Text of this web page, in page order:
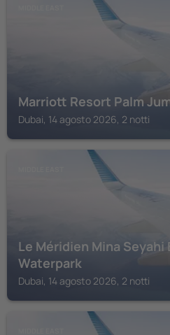
Marriott Resort Palm
Dubai, 14 agosto 2026, 2 notti
Le Méridien Mina Seyahi
Waterpark
Dubai, 14 agosto 2026, 2 notti